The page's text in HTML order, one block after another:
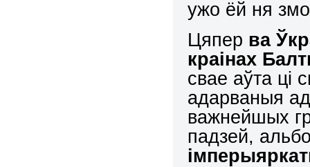
ужо ёй ня
Цяпер ва
краінах
свае аўта ці
адарваныя
важнейшых
падзей,